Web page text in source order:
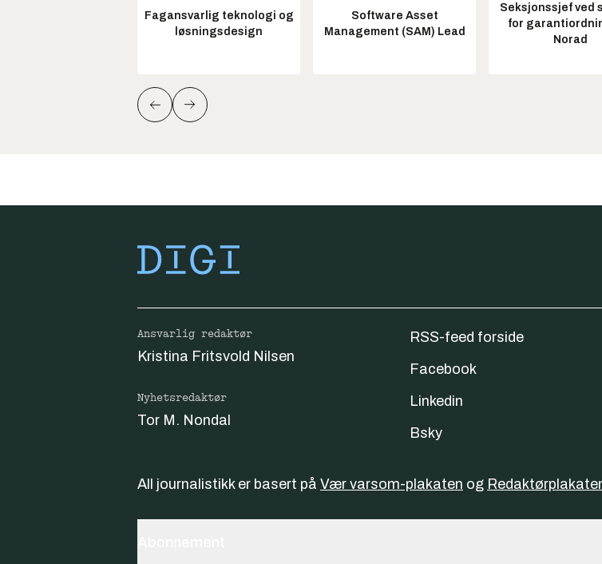
Fagansvarlig teknologi og
løsningsdesign
Software Asset
Management (SAM) Lead
Seksjonssjef ved
for
Norad
Ansvarlig redaktør
Kristina Fritsvold Nilsen
Nyhetsredaktør
Tor M. Nondal
RSS-feed forside
Facebook
Linkedin
Bsky
All journalistikk er basert på Vær varsom-plakaten og